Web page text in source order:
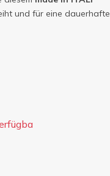
und für eine dauerhafte